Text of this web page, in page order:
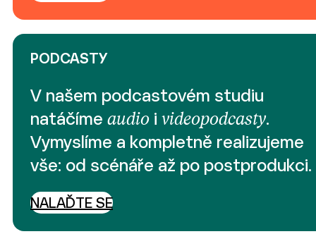
PODCASTY
V našem podcastovém studiu
natáčíme audio i videopodcasty.
Vymyslíme a kompletně realizujeme
vše: od scénáře až po postprodukci.
NALAĎTE SE